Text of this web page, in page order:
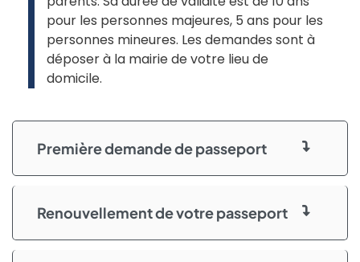
pour les personnes majeures, 5 ans pour les
personnes mineures. Les demandes sont à
déposer à la mairie de votre lieu de
domicile.
Première demande de passeport
Renouvellement de votre passeport